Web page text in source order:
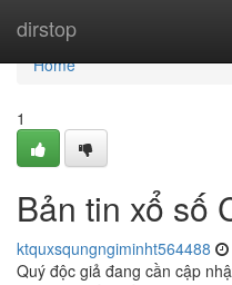
dirstop
Home
Home
1
Bản tin xổ số
ktquxsqungngiminht564488
Quý độc giả đang cần cập